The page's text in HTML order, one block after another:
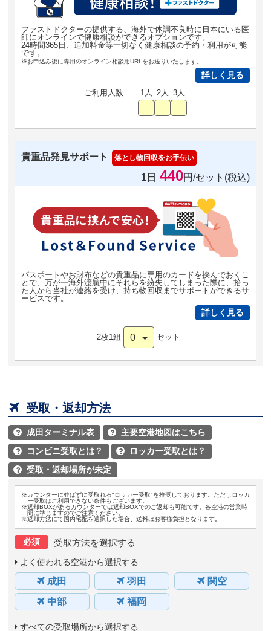
ファストドクターの提供する、海外で体調不良時に日本にいる医
師にオンラインで健康相談ができるオプションです。
24時間365日、追加料金等一切なく健康相談の予約・利用が可能
です。
※お申込み後に専用のオンライン相談用URLをお送りいたします。
詳しく見る
ご利用人数 1人 2人 3人
貴重品発見サポート 落とし物回収をお手伝い
1日 440円/セット(税込)
パスポートやお財布などの貴重品に専用のカードを挟んでおくこ
とで、万が一海外渡航中にそれらを紛失してしまった際に、拾っ
た人から当社が連絡を受け、持ち物回収までサポートができるサ
ービスです。
詳しく見る
2枚1組 0 セット
 受取・返却方法
 成田ターミナル表  主要空港地図はこちら
 コンビニ受取とは？  ロッカー受取とは？
 受取・返却場所が未定
※カウンターに並ばずに受取れる"ロッカー受取"を推奨しております。ただしロッカ
ー受取はご利用できない条件もございます。
※返却BOXがあるカウンターでは返却BOXでのご返却も可能です。各空港の営業時
間に準じますのでご注意ください。
※返却方法にて国内宅配を選択した場合、送料はお客様負担となります。
必須 受取方法を選択する
よく使われる空港から選択する
成田 羽田
関空
中部
福岡
すべての受取場所から選択する